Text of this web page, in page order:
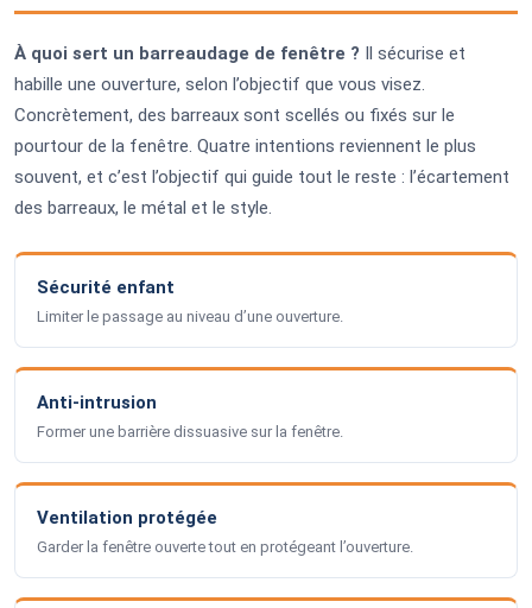
À quoi sert un barreaudage de fenêtre ? Il sécurise et
habille une ouverture, selon l’objectif que vous visez.
Concrètement, des barreaux sont scellés ou fixés sur le
pourtour de la fenêtre. Quatre intentions reviennent le plus
souvent, et c’est l’objectif qui guide tout le reste : l’écartement
des barreaux, le métal et le style.
Sécurité enfant
Limiter le passage au niveau d’une ouverture.
Anti-intrusion
Former une barrière dissuasive sur la fenêtre.
Ventilation protégée
Garder la fenêtre ouverte tout en protégeant l’ouverture.